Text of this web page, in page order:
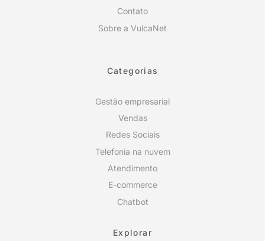
Contato
Sobre a VulcaNet
Categorias
Gestão empresarial
Vendas
Redes Sociais
Telefonia na nuvem
Atendimento
E-commerce
Chatbot
Explorar